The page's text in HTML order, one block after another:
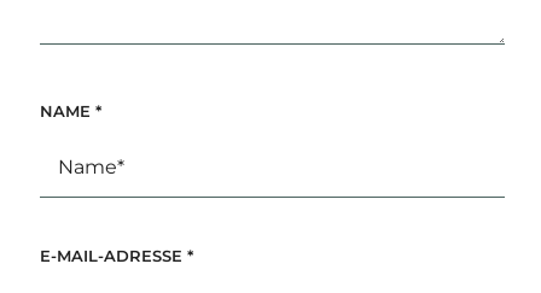
NAME *
E-MAIL-ADRESSE *